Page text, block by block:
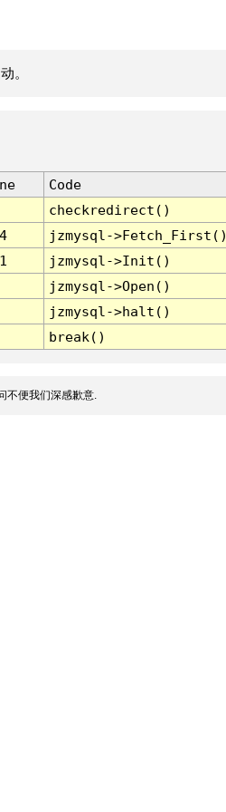
。
Code
checkredirect()
jzmysql-
jzmysql->Init()
jzmysql->Open()
jzmysql->halt()
break()
不便我们深感歉意.